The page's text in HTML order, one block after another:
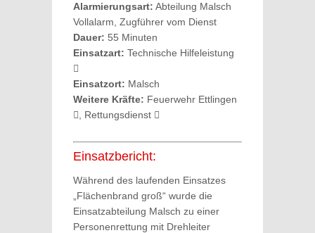
Alarmierungsart: Abteilung Malsch
Vollalarm, Zugführer vom Dienst
Dauer: 55 Minuten
Einsatzart: Technische Hilfeleistung
Einsatzort: Malsch
Weitere Kräfte: Feuerwehr Ettlingen
, Rettungsdienst
Einsatzbericht:
Während des laufenden Einsatzes
„Flächenbrand groß“ wurde die
Einsatzabteilung Malsch zu einer
Personenrettung mit Drehleiter